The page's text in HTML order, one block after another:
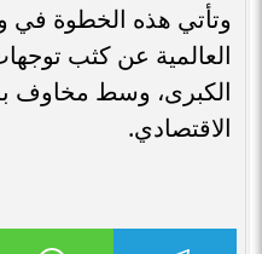
وتأتي هذه الخطوة في
العالمية عن كثب
الكبرى، وسط مخاوف
الاقتصادي.